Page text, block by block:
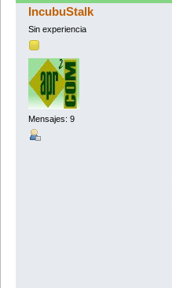
IncubuStalk
Sin experiencia
Mensajes: 9